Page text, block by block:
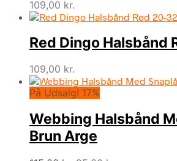
109,00 kr.
Red Dingo Halsbånd
109,00 kr.
På Udsalg! 17%
Webbing Halsbånd
Brun Arge